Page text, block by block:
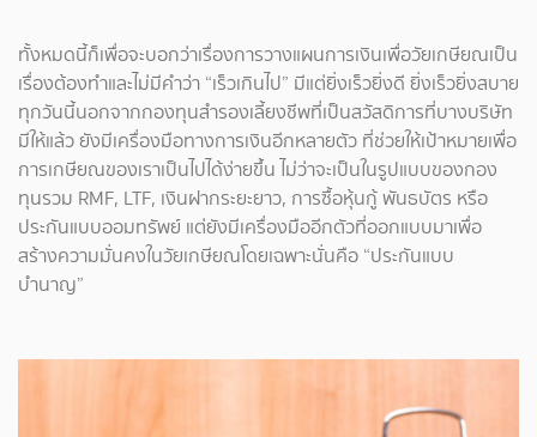
ทั้งหมดนี้ก็เพื่อจะบอกว่าเรื่องการวางแผนการเงินเพื่อวัยเกษียณเป็น
เรื่องต้องทำและไม่มีคำว่า “เร็วเกินไป” มีแต่ยิ่งเร็วยิ่งดี ยิ่งเร็วยิ่งสบาย
ทุกวันนี้นอกจากกองทุนสำรองเลี้ยงชีพที่เป็นสวัสดิการที่บางบริษัท
มีให้แล้ว ยังมีเครื่องมือทางการเงินอีกหลายตัว ที่ช่วยให้เป้าหมายเพื่อ
การเกษียณของเราเป็นไปได้ง่ายขึ้น ไม่ว่าจะเป็นในรูปแบบของกอง
ทุนรวม RMF, LTF, เงินฝากระยะยาว, การซื้อหุ้นกู้ พันธบัตร หรือ
ประกันแบบออมทรัพย์ แต่ยังมีเครื่องมืออีกตัวที่ออกแบบมาเพื่อ
สร้างความมั่นคงในวัยเกษียณโดยเฉพาะนั่นคือ “ประกันแบบ
บำนาญ”